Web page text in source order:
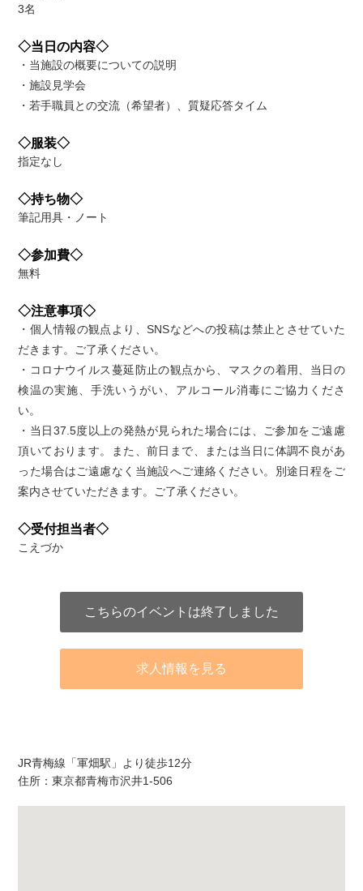
3名
◇当日の内容◇
・当施設の概要についての説明
・施設見学会
・若手職員との交流（希望者）、質疑応答タイム
◇服装◇
指定なし
◇持ち物◇
筆記用具・ノート
◇参加費◇
無料
◇注意事項◇
・個人情報の観点より、SNSなどへの投稿は禁止とさせていた
だきます。ご了承ください。
・コロナウイルス蔓延防止の観点から、マスクの着用、当日の
検温の実施、手洗いうがい、アルコール消毒にご協力くださ
い。
・当日37.5度以上の発熱が見られた場合には、ご参加をご遠慮
頂いております。また、前日まで、または当日に体調不良があ
った場合はご遠慮なく当施設へご連絡ください。別途日程をご
案内させていただきます。ご了承ください。
◇受付担当者◇
こえづか
こちらのイベントは終了しました
求人情報を見る
JR青梅線「軍畑駅」より徒歩12分
住所：東京都青梅市沢井1-506